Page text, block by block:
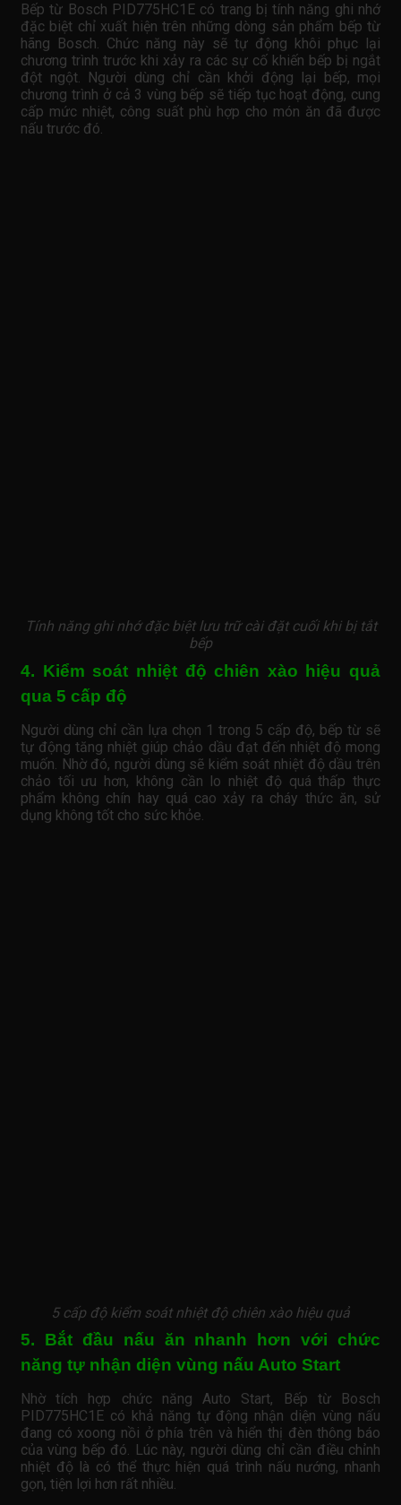
Bếp từ Bosch PID775HC1E có trang bị tính năng ghi nhớ
đặc biệt chỉ xuất hiện trên những dòng sản phẩm bếp từ
hãng Bosch. Chức năng này sẽ tự động khôi phục lại
chương trình trước khi xảy ra các sự cố khiến bếp bị ngắt
đột ngột. Người dùng chỉ cần khởi động lại bếp, mọi
chương trình ở cả 3 vùng bếp sẽ tiếp tục hoạt động, cung
cấp mức nhiệt, công suất phù hợp cho món ăn đã được
nấu trước đó.
Tính năng ghi nhớ đặc biệt lưu trữ cài đặt cuối khi bị tắt
bếp
4. Kiểm soát nhiệt độ chiên xào hiệu quả
qua 5 cấp độ
Người dùng chỉ cần lựa chọn 1 trong 5 cấp độ, bếp từ sẽ
tự động tăng nhiệt giúp chảo dầu đạt đến nhiệt độ mong
muốn. Nhờ đó, người dùng sẽ kiểm soát nhiệt độ dầu trên
chảo tối ưu hơn, không cần lo nhiệt độ quá thấp thực
phẩm không chín hay quá cao xảy ra cháy thức ăn, sử
dụng không tốt cho sức khỏe.
5 cấp độ kiểm soát nhiệt độ chiên xào hiệu quả
5. Bắt đầu nấu ăn nhanh hơn với chức
năng tự nhận diện vùng nấu Auto Start
Nhờ tích hợp chức năng Auto Start, Bếp từ Bosch
PID775HC1E có khả năng tự động nhận diện vùng nấu
đang có xoong nồi ở phía trên và hiển thị đèn thông báo
của vùng bếp đó. Lúc này, người dùng chỉ cần điều chỉnh
nhiệt độ là có thể thực hiện quá trình nấu nướng, nhanh
gọn, tiện lợi hơn rất nhiều.